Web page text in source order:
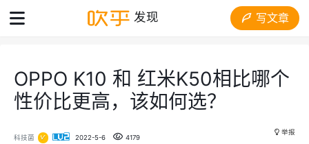
发现 写文章
OPPO K10 和 红米K50相比哪个
性价比更高，该如何选？
科技菌 2022-5-6 4179
举报